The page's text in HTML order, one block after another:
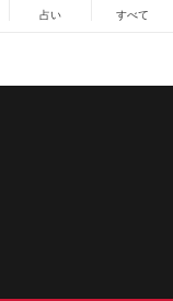
占い すべて